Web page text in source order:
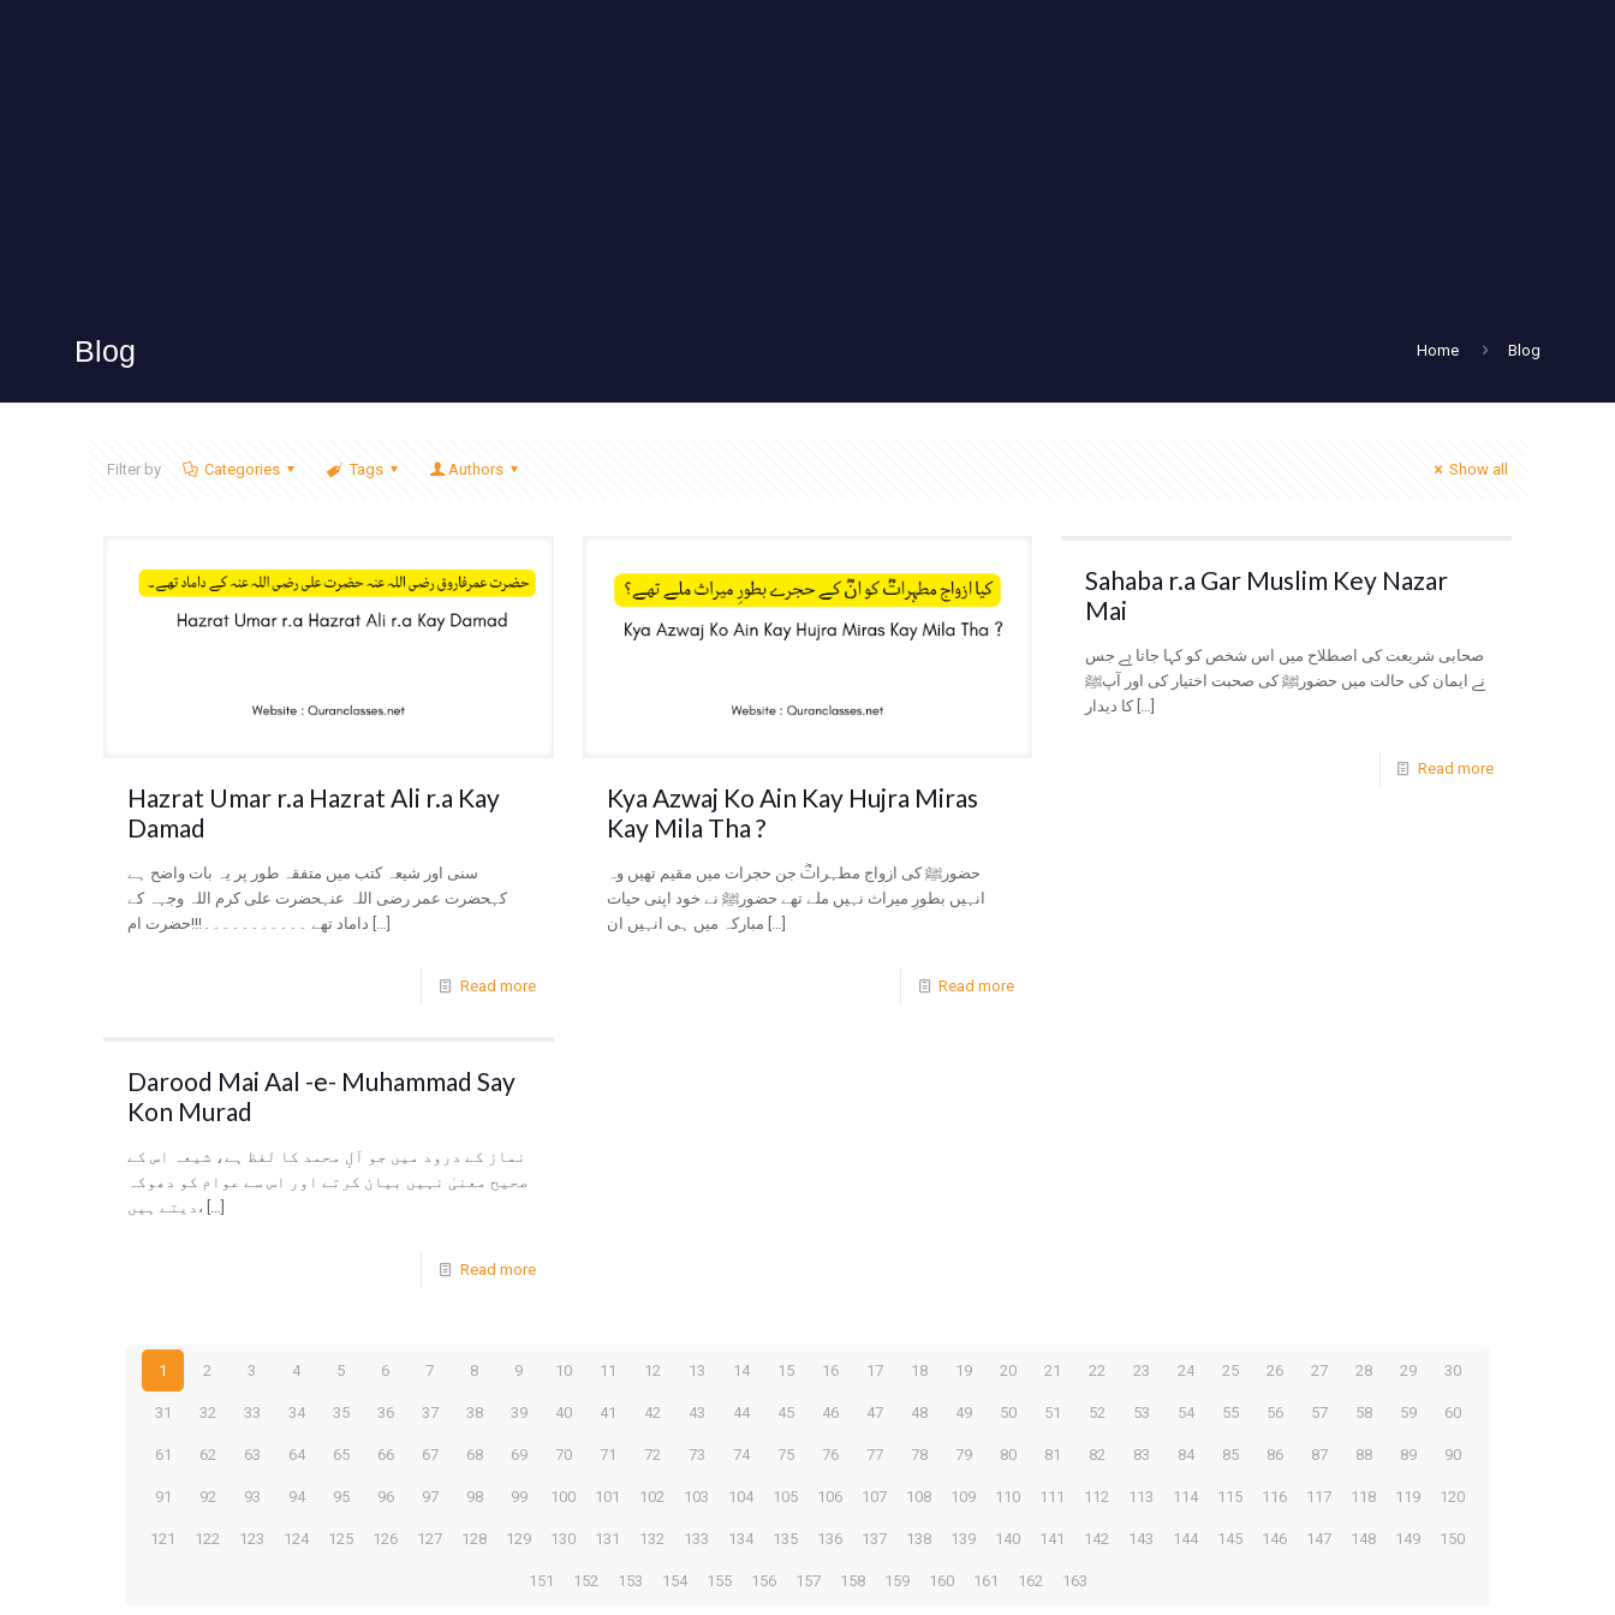
Blog Home Blog
Filter by Categories Tags Authors Show all
Hazrat Umar r.a Hazrat Ali r.a Kay
Damad
سنی اور شیعہ کتب میں متفقہ طور پر یہ بات واضح ہے
کہحضرت عمر رضی اللہ عنہحضرت علی کرم اللہ وجہہ کے
داماد تھے ۔۔۔۔۔۔۔۔۔۔۔!!!حضرت ام […]
Read more
Kya Azwaj Ko Ain Kay Hujra Miras
Kay Mila Tha ?
حضورﷺ کی ازواج مطہراتؓ جن حجرات میں مقیم تھیں وہ
انہیں بطورِ میراث نہیں ملے تھے حضورﷺ نے خود اپنی حیات
مبارکہ میں ہی انہیں ان […]
Read more
Sahaba r.a Gar Muslim Key Nazar
Mai
صحابی شریعت کی اصطلاح میں اس شخص کو کہا جاتا ہے جس
نے ایمان کی حالت میں حضورﷺ کی صحبت اختیار کی اور آپﷺ
کا دیدار[…]
Read more
Darood Mai Aal -e- Muhammad Say
Kon Murad
نماز کے درود میں جو آلِ محمد کا لفظ ہے، شیعہ اس کے
صحیح معنیٰ نہیں بیان کرتے اور اس سے عوام کو دھوکہ
دیتے ہیں، […]
Read more
1 2 3 4 5 6 7 8 9 10 11 12 13 14 15 16 17 18 19 20 21 22 23 24 25 26 27 28 29 30
31 32 33 34 35 36 37 38 39 40 41 42 43 44 45 46 47 48 49 50 51 52 53 54 55 56 57 58 59 60
61 62 63 64 65 66 67 68 69 70 71 72 73 74 75 76 77 78 79 80 81 82 83 84 85 86 87 88 89 90
91 92 93 94 95 96 97 98 99 100 101 102 103 104 105 106 107 108 109 110 111 112 113 114 115 116 117 118 119 120
121 122 123 124 125 126 127 128 129 130 131 132 133 134 135 136 137 138 139 140 141 142 143 144 145 146 147 148 149 150
151 152 153 154 155 156 157 158 159 160 161 162 163